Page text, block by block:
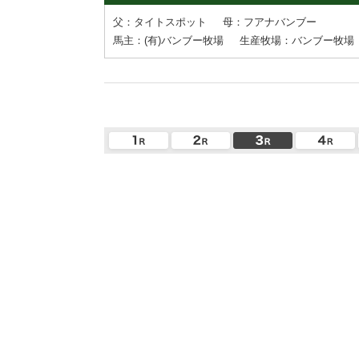
父：タイトスポット
母：フアナバンブー
馬主：(有)バンブー牧場
生産牧場：バンブー牧場